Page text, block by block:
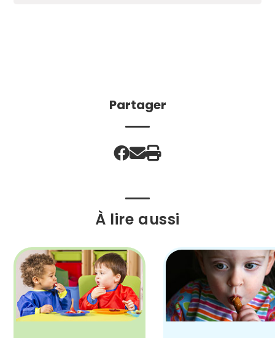
Partager
À lire aussi